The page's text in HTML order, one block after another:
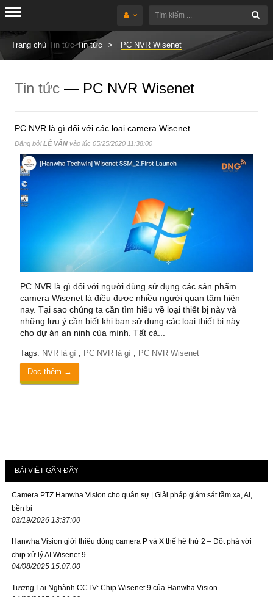
Trang chủ Tin tức Tin tức PC NVR Wisenet
Tin tức — PC NVR Wisenet
PC NVR là gì đối với các loại camera Wisenet
Đăng bởiLỆ VÂN vào lúc 05/25/2020 11:38:00
PC NVR là gì đối với người dùng sử dụng các sản phẩm
camera Wisenet là điều được nhiều người quan tâm hiện
nay. Tại sao chúng ta cần tìm hiểu về loại thiết bị này và
những lưu ý cần biết khi bạn sử dụng các loại thiết bị này
cho dự án an ninh của mình. Tất cả...
Tags: NVR là gì PC NVR là gì
PC NVR Wisenet
Đọc thêm →
BÀI VIẾT GẦN ĐÂY
Camera PTZ Hanwha Vision cho quân sự | Giải pháp giám sát tầm xa, AI,
bền bỉ
03/19/2026 13:37:00
Hanwha Vision giới thiệu dòng camera P và X thế hệ thứ 2 – Đột phá với
chip xử lý AI Wisenet 9
04/08/2025 15:07:00
Tương Lai Nghành CCTV: Chip Wisenet 9 của Hanwha Vision